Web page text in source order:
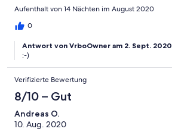
Aufenthalt von 14 Nächten im August 2020
0
Antwort von VrboOwner am 2. Sept. 2020
:-)
Verifizierte Bewertung
8/10 – Gut
Andreas O.
10. Aug. 2020